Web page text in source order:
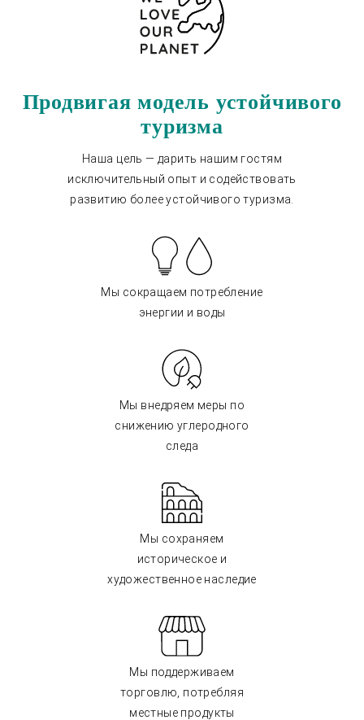
Продвигая модель устойчивого
туризма
Наша цель — дарить нашим гостям
исключительный опыт и содействовать
развитию более устойчивого туризма.
Мы сокращаем потребление
энергии и воды
Мы внедряем меры по
снижению углеродного
следа
Мы сохраняем
историческое и
художественное наследие
Мы поддерживаем
торговлю, потребляя
местные продукты